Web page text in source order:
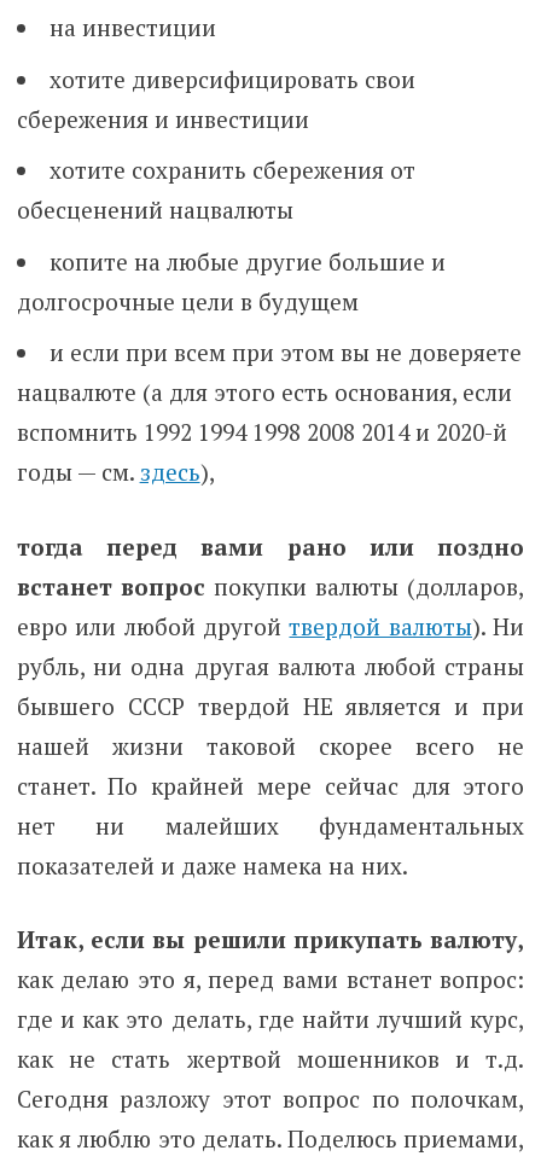
на инвестиции
хотите диверсифицировать свои
сбережения и инвестиции
хотите сохранить сбережения от
обесценений нацвалюты
копите на любые другие большие и
долгосрочные цели в будущем
и если при всем при этом вы не доверяете
нацвалюте (а для этого есть основания, если
вспомнить 1992 1994 1998 2008 2014 и 2020-й
годы — см. здесь),
тогда перед вами рано или поздно
встанет вопрос покупки валюты (долларов,
евро или любой другойтвердой валюты). Ни
рубль, ни одна другая валюта любой страны
бывшего СССР твердой НЕ является и при
нашей жизни таковой скорее всего не
станет. По крайней мере сейчас для этого
нет ни малейших фундаментальных
показателей и даже намека на них.
Итак, если вы решили прикупать валюту,
как делаю это я, перед вами встанет вопрос:
где и как это делать, где найти лучший курс,
как не стать жертвой мошенников и т.д.
Сегодня разложу этот вопрос по полочкам,
как я люблю это делать. Поделюсь приемами,